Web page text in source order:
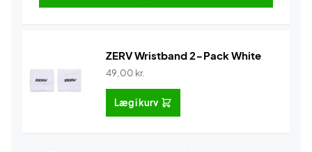
ZERV Wristband 2-Pack White
49,00 kr.
Læg i kurv